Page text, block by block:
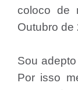
coloco de
Outubro de
Sou
Por isso